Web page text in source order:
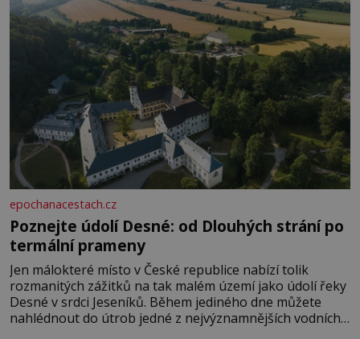
epochanacestach.cz
Poznejte údolí Desné: od Dlouhých strání po
termální prameny
Jen málokteré místo v České republice nabízí tolik
rozmanitých zážitků na tak malém území jako údolí řeky
Desné v srdci Jeseníků. Během jediného dne můžete
nahlédnout do útrob jedné z nejvýznamnějších vodních